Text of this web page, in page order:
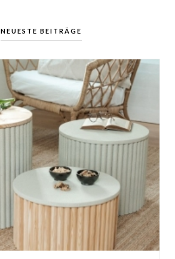
NEUESTE BEITRÄGE